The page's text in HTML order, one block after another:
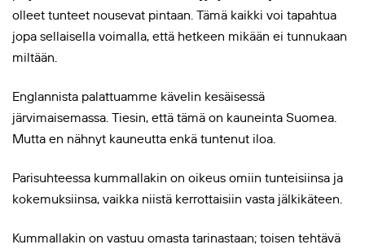
olleet tunteet nousevat pintaan. Tämä kaikki voi tapahtua
jopa sellaisella voimalla, että hetkeen mikään ei tunnukaan
miltään.
Englannista palattuamme kävelin kesäisessä
järvimaisemassa. Tiesin, että tämä on kauneinta Suomea.
Mutta en nähnyt kauneutta enkä tuntenut iloa.
Parisuhteessa kummallakin on oikeus omiin tunteisiinsa ja
kokemuksiinsa, vaikka niistä kerrottaisiin vasta jälkikäteen.
Kummallakin on vastuu omasta tarinastaan; toisen tehtävä